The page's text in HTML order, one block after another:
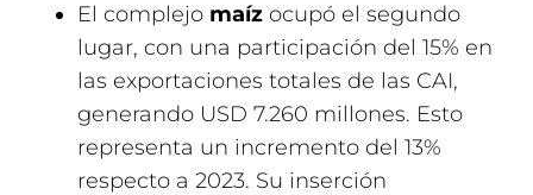
El complejo maíz ocupó el segundo
lugar, con una participación del 15% en
las exportaciones totales de las CAI,
generando USD 7.260 millones. Esto
representa un incremento del 13%
respecto a 2023. Su inserción